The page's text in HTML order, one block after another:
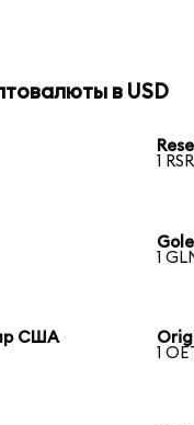
в USD
1
1
США
1